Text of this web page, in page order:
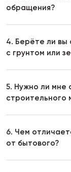
обращения?
4. Берёте ли вы
с грунтом или
5. Нужно ли мне
строительного
6. Чем
от бытового?